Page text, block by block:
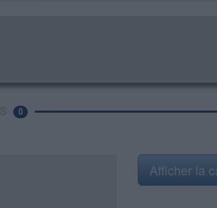
0
Afficher la